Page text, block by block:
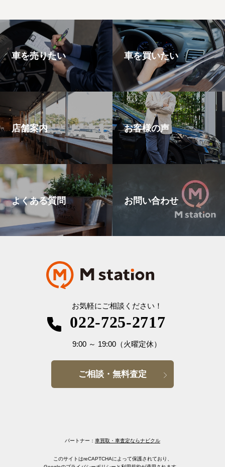
車を売りたい 車を買いたい
店舗案内 お客様の声
よくある質問 お問い合わせ
お気軽にご相談ください！
022-725-2717
9:00～ 19:00（火曜定休）
ご相談・無料査定
パートナー： 車買取・車査定ならナビクル
このサイトはreCAPTCHAによって保護されており、